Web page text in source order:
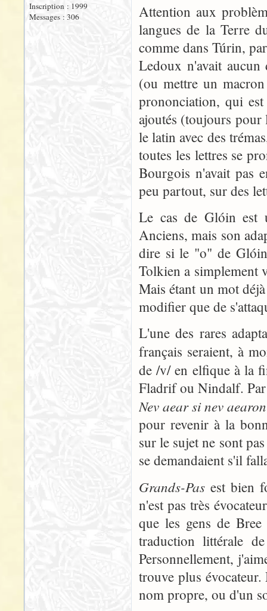
Inscription : 1999
Messages : 306
Attention aux
langues de la Terre
comme dans Túrin,
Ledoux n'avait
(ou mettre un
prononciation, qui
ajoutés (toujours pour
le latin avec des
toutes les lettres se
Bourgois n'avait pas
peu partout, sur des
Le cas de Glóin est
Anciens, mais son
dire si le "o" de
Tolkien a
Mais étant un mot
modifier que de
L'une des rares
français seraient, à
de /v/ en elfique à la
Fladrif ou Nindalf.
Nev aear si nev aearon
pour revenir à la
sur le sujet ne sont
se demandaient s'il
Grands-Pas est bien
n'est pas très
que les gens de
traduction littérale
Personnellement,
trouve plus
nom propre, ou d'un